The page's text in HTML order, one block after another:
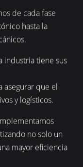
de cada fase
hasta la
industria tiene sus
asegurar que el
y logísticos.
no solo un
mayor eficiencia